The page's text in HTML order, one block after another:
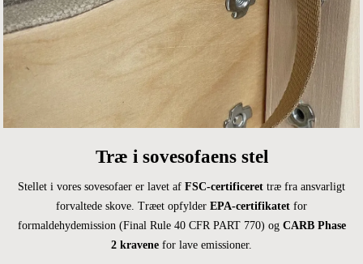
Træ i sovesofaens stel
Stellet i vores sovesofaer er lavet af FSC-certificeret træ fra ansvarligt
forvaltede skove. Træet opfylder EPA-certifikatet for
formaldehydemission (Final Rule 40 CFR PART 770) og CARB Phase
2 kravene for lave emissioner.